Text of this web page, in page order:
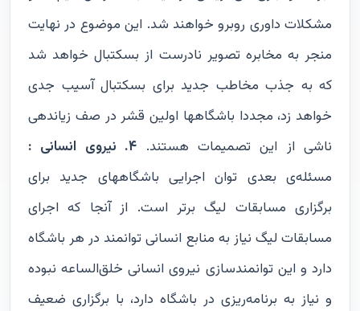
مشکلات داوری روبرو خواهند شد. این موضوع در نهایت
منجر به مخابره تصویر نادرست از بسکتبال خواهد شد
که به جذب مخاطب جدید برای بسکتبال آسیب جدی
خواهد زد، مجددا باشگاهها اولین قشر در صف زیاندهی
ناشی از این تصمیمات هستند. ۴. نیروی انسانی :
مسئله‌ی بعدی توان اجرایی باشگاههای جدید برای
برگزاری مسابقات لیگ برتر است. از آنجا که اجرای
مسابقات لیگ نیاز به منابع انسانی توانمند در هر باشگاه
دارد و این توانمندسازی نیروی انسانی خلق‌الساعه نبوده
و نیاز به برنامه‌ریزی در باشگاه دارد، با برگزاری ضعیف